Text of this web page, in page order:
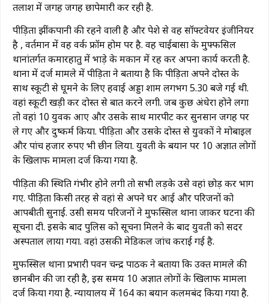
तलाश में जगह जगह छापेमारी कर रही है.
पीड़िता झींकपानी की रहने वाली है और पेशे से वह सॉफ्टवेयर इंजीनियर
है , वर्तमान में वह वर्क फ्रॉम होम पर है. वह चाईबासा के मुफ्फसिल
थानांतर्गत कमारहातु में भाड़े के मकान में रह कर अपना कार्य करती है.
थाना में दर्ज मामले में पीड़िता ने बताया है कि पीड़िता अपने दोस्त के
साथ स्कूटी से घूमने के लिए हवाई अड्डा शाम लगभग 5.30 बजे गई थी.
वहां स्कूटी खड़ी कर दोस्त से बात करने लगी. जब कुछ अंधेरा होने लगा
तो वहां 10 युवक आए और उसके साथ मारपीट कर सुनसान जगह पर
ले गए और दुष्कर्म किया. पीड़िता और उसके दोस्त से युवकों ने मोबाइल
और पांच हजार रुपए भी छीन लिया. युवती के बयान पर 10 अज्ञात लोगों
के खिलाफ मामला दर्ज किया गया है.
पीड़िता की स्थिति गंभीर होने लगी तो सभी लड़के उसे वहां छोड़ कर भाग
गए. पीड़िता किसी तरह से वहां से अपने घर आई और परिजनों को
आपबीती सुनाई. उसी समय परिजनों ने मुफस्सिल थाना जाकर घटना की
सूचना दी. इसके बाद पुलिस को सूचना मिलने के बाद युवती को सदर
अस्पताल लाया गया. वहां उसकी मेडिकल जांच कराई गई है.
मुफस्सिल थाना प्रभारी पवन चन्द्र पाठक ने बताया कि उक्त मामले की
छानबीन की जा रही है, इस समय 10 अज्ञात लोगों के खिलाफ मामला
दर्ज किया गया है. न्यायालय में 164 का बयान कलमबंद किया गया है.